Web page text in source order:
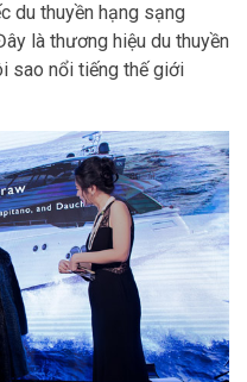
du thuyền hạng sạng
là thương hiệu du thuyền
sao nổi tiếng thế giới